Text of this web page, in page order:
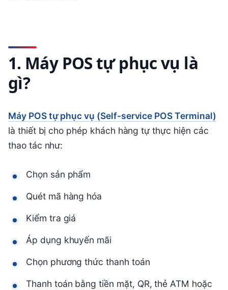
1. Máy POS tự phục vụ là
gì?
Máy POS tự phục vụ (Self-service POS Terminal)
là thiết bị cho phép khách hàng tự thực hiện các
thao tác như:
Chọn sản phẩm
Quét mã hàng hóa
Kiểm tra giá
Áp dụng khuyến mãi
Chọn phương thức thanh toán
Thanh toán bằng tiền mặt, QR, thẻ ATM hoặc